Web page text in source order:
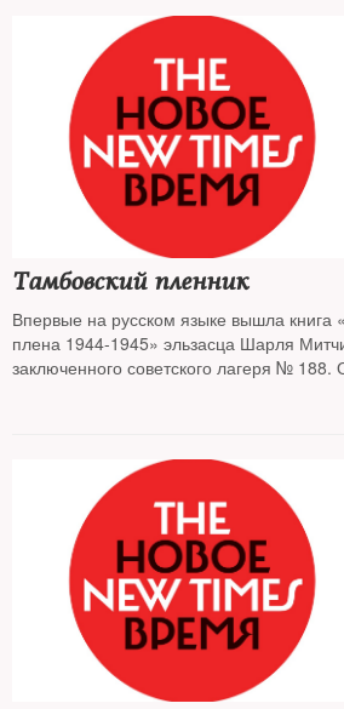
Тамбовский пленник
Впервые на русском языке вышла книга
плена 1944-1945» эльзасца Шарля
заключенного советского лагеря №